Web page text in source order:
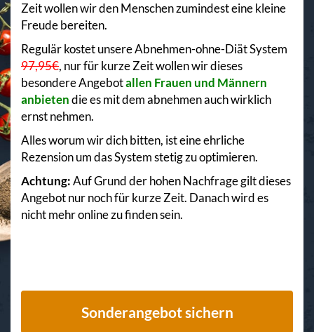
Zeit wollen wir den Menschen zumindest eine kleine
Freude bereiten.
Regulär kostet unsere Abnehmen-ohne-Diät System
97,95€, nur für kurze Zeit wollen wir dieses
besondere Angebotallen Frauen und Männern
anbietendie es mit dem abnehmen auch wirklich
ernst nehmen.
Alles worum wir dich bitten, ist eine ehrliche
Rezension um das System stetig zu optimieren.
Achtung:Auf Grund der hohen Nachfrage gilt dieses
Angebot nur noch für kurze Zeit. Danach wird es
nicht mehr online zu finden sein.
Sonderangebot sichern